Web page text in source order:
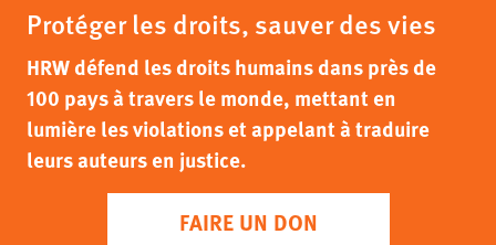
Protéger les droits, sauver des vies
HRW défend les droits humains dans près de
100 pays à travers le monde, mettant en
lumière les violations et appelant à traduire
leurs auteurs en justice.
FAIRE UN DON